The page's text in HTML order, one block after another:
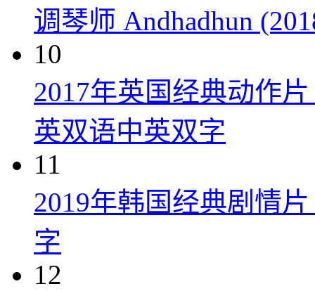
调琴师 Andhadhun
10
2017年英国经典动作
英双语中英双字
11
2019年韩国经典剧情
字
12